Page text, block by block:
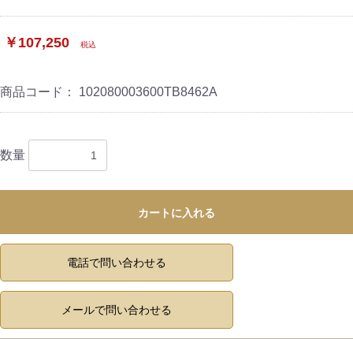
￥107,250 税込
商品コード： 102080003600TB8462A
数量
カートに入れる
電話で問い合わせる
メールで問い合わせる